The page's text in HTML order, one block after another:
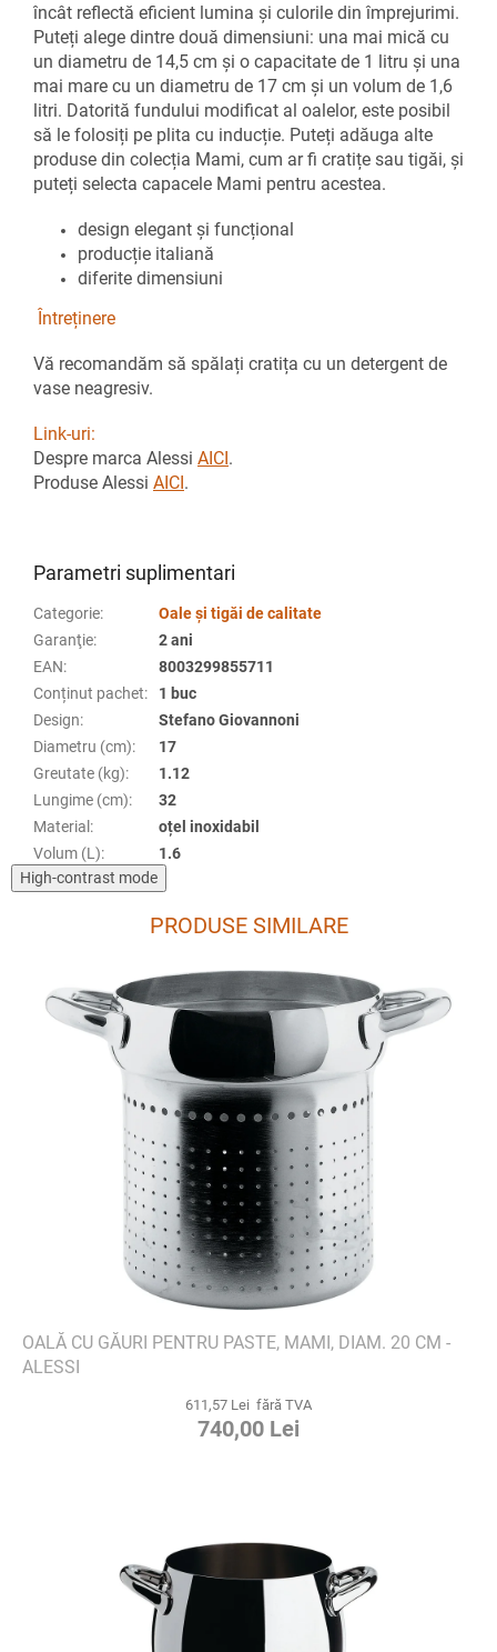
încât reflectă eficient lumina și culorile din împrejurimi.
Puteți alege dintre două dimensiuni: una mai mică cu
un diametru de 14,5 cm și o capacitate de 1 litru și una
mai mare cu un diametru de 17 cm și un volum de 1,6
litri. Datorită fundului modificat al oalelor, este posibil
să le folosiți pe plita cu inducție. Puteți adăuga alte
produse din colecția Mami, cum ar fi cratițe sau tigăi, și
puteți selecta capacele Mami pentru acestea.
design elegant și funcțional
producție italiană
diferite dimensiuni
Întreținere
Vă recomandăm să spălați cratița cu un detergent de
vase neagresiv.
Link-uri:
Despre marca Alessi AICI.
Produse Alessi AICI.
Parametri suplimentari
Categorie:
Oale și tigăi de calitate
Garanţie:
2 ani
EAN:
8003299855711
Conținut pachet:
1 buc
Design:
Stefano Giovannoni
Diametru (cm):
17
Greutate (kg):
1.12
Lungime (cm):
32
Material :
oțel inoxidabil
Volum (L):
1.6
High-contrast mode
PRODUSE SIMILARE
OALĂ CU GĂURI PENTRU PASTE, MAMI, DIAM. 20 CM -
ALESSI
611,57 Lei fără TVA
740,00 Lei